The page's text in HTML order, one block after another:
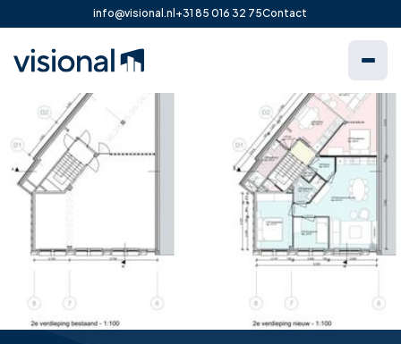
info@visional.nl +31 85 016 32 75Contact